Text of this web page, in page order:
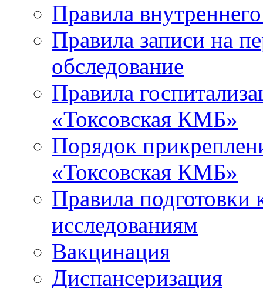
Правила
Правила записи на
обследование
Правила
«Токсовская КМБ»
Порядок
«Токсовская КМБ»
Правила подготовки
исследованиям
Вакцинация
Диспансеризация